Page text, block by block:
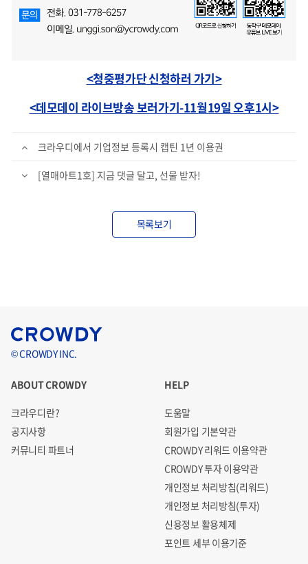
<청중평가단 신청하러 가기>
<데모데이 라이브방송 보러가기-11월19일 오후1시>
크라우디에서 기업정보 등록시 캡틴 1년 이용권
[열매아트1호] 지금 댓글 달고, 선물 받자!
목록보기
© CROWDY INC.
ABOUT CROWDY
크라우디란?
공지사항
커뮤니티 파트너
HELP
도움말
회원가입 기본약관
CROWDY 리워드 이용약관
CROWDY 투자 이용약관
개인정보 처리방침(리워드)
개인정보 처리방침(투자)
신용정보 활용체제
포인트 세부 이용기준